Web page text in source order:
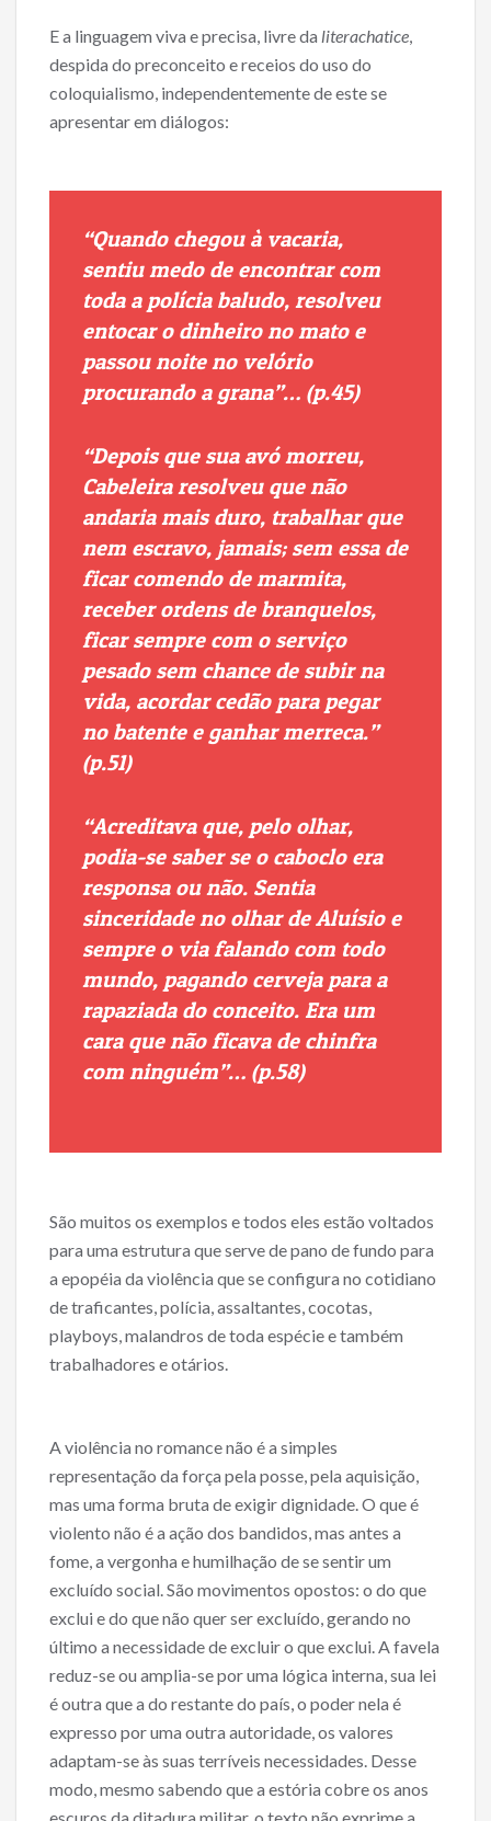
E a linguagem viva e precisa, livre da literachatice,
despida do preconceito e receios do uso do
coloquialismo, independentemente de este se
apresentar em diálogos:
“Quando chegou à vacaria,
sentiu medo de encontrar com
toda a polícia baludo, resolveu
entocar o dinheiro no mato e
passou noite no velório
procurando a grana”… (p.45)
“Depois que sua avó morreu,
Cabeleira resolveu que não
andaria mais duro, trabalhar que
nem escravo, jamais; sem essa de
ficar comendo de marmita,
receber ordens de branquelos,
ficar sempre com o serviço
pesado sem chance de subir na
vida, acordar cedão para pegar
no batente e ganhar merreca.”
(p.51)
“Acreditava que, pelo olhar,
podia-se saber se o caboclo era
responsa ou não. Sentia
sinceridade no olhar de Aluísio e
sempre o via falando com todo
mundo, pagando cerveja para a
rapaziada do conceito. Era um
cara que não ficava de chinfra
com ninguém”… (p.58)
São muitos os exemplos e todos eles estão voltados
para uma estrutura que serve de pano de fundo para
a epopéia da violência que se configura no cotidiano
de traficantes, polícia, assaltantes, cocotas,
playboys, malandros de toda espécie e também
trabalhadores e otários.
A violência no romance não é a simples
representação da força pela posse, pela aquisição,
mas uma forma bruta de exigir dignidade. O que é
violento não é a ação dos bandidos, mas antes a
fome, a vergonha e humilhação de se sentir um
excluído social. São movimentos opostos: o do que
exclui e do que não quer ser excluído, gerando no
último a necessidade de excluir o que exclui. A favela
reduz-se ou amplia-se por uma lógica interna, sua lei
é outra que a do restante do país, o poder nela é
expresso por uma outra autoridade, os valores
adaptam-se às suas terríveis necessidades. Desse
modo, mesmo sabendo que a estória cobre os anos